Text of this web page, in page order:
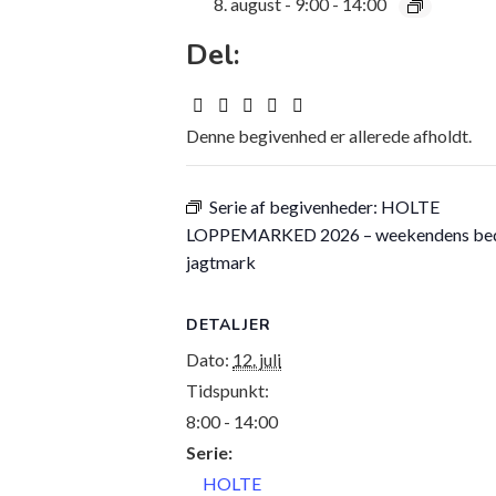
Del:
Denne begivenhed er allerede afholdt.
Serie af begivenheder: HOLTE
LOPPEMARKED 2026 – weekendens
jagtmark
DETALJER
Dato: 12. juli
Tidspunkt:
8:00 - 14:00
Serie:
HOLTE